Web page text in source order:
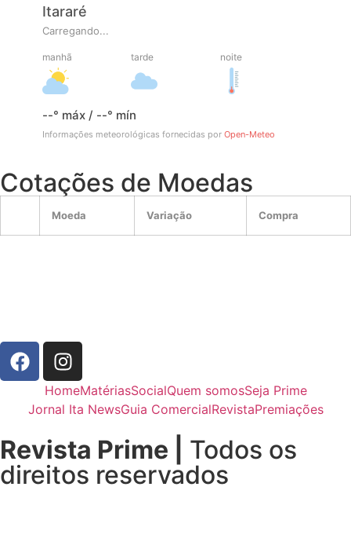
Itararé
Carregando...
manhã tarde noite
--° máx / --° mín
Informações meteorológicas fornecidas por Open-Meteo
Cotações de Moedas
Moeda Variação Compra
HomeMatériasSocialQuem somosSeja Prime
Jornal Ita NewsGuia ComercialRevistaPremiações
Revista Prime |
Todos os
direitos reservados